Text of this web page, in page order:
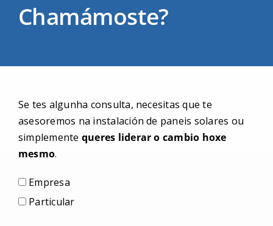
Plan Amigo Antiguo
Actualidad
Contacto
Chamámoste?
Se tes algunha consulta, necesitas que te
asesoremos na instalación de paneis solares ou
simplemente queres liderar o cambio hoxe
mesmo.
Empresa
Particular